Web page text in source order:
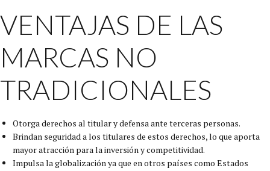
VENTAJAS DE LAS
MARCAS NO
TRADICIONALES
Otorga derechos al titular y defensa ante terceras personas.
Brindan seguridad a los titulares de estos derechos, lo que aporta
mayor atracción para la inversión y competitividad.
Impulsa la globalización ya que en otros países como Estados